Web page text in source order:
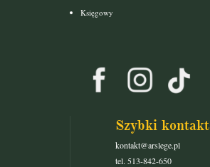
Księgowy
Szybki kontakt
kontakt@arslege.pl
tel. 513-842-650